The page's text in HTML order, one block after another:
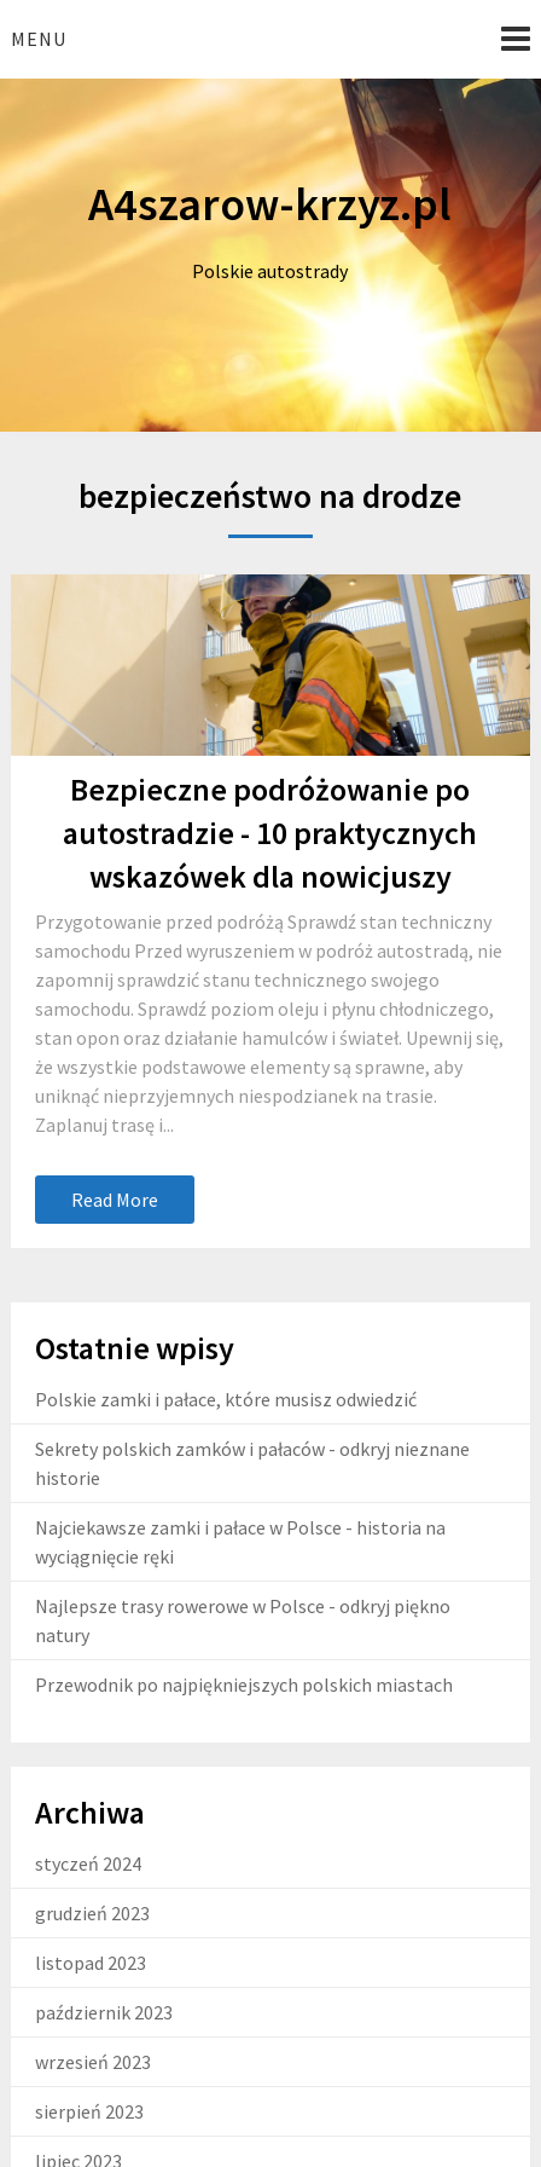
toMENU
A4szarow-krzyz.pl
Polskie autostrady
bezpieczeństwo na drodze
Bezpieczne podróżowanie po
autostradzie - 10 praktycznych
wskazówek dla nowicjuszy
Przygotowanie przed podróżą Sprawdź stan techniczny
samochodu Przed wyruszeniem w podróż autostradą, nie
zapomnij sprawdzić stanu technicznego swojego
samochodu. Sprawdź poziom oleju i płynu chłodniczego,
stan opon oraz działanie hamulców i świateł. Upewnij się,
że wszystkie podstawowe elementy są sprawne, aby
uniknąć nieprzyjemnych niespodzianek na trasie.
Zaplanuj trasę i...
Read More
Ostatnie wpisy
Polskie zamki i pałace, które musisz odwiedzić
Sekrety polskich zamków i pałaców - odkryj nieznane
historie
Najciekawsze zamki i pałace w Polsce - historia na
wyciągnięcie ręki
Najlepsze trasy rowerowe w Polsce - odkryj piękno
natury
Przewodnik po najpiękniejszych polskich miastach
Archiwa
styczeń 2024
grudzień 2023
listopad 2023
październik 2023
wrzesień 2023
sierpień 2023
lipiec 2023